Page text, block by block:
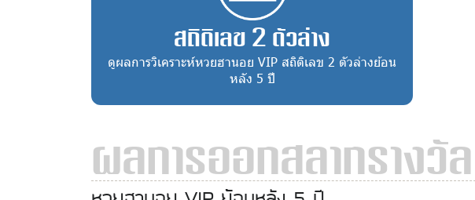
สถิติเลข 2 ตัวล่าง
ดูผลการวิเคราะห์หวยฮานอย VIP สถิติเลข 2 ตัวล่างย้อน
หลัง 5 ปี
ผลการออกสลากรางวัล